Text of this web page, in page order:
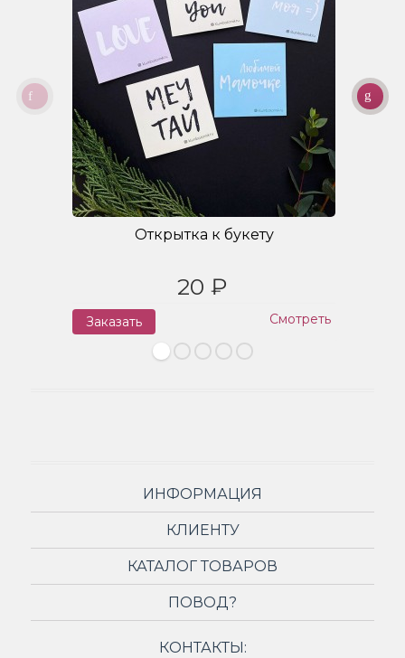
Открытка к букету
20 ₽
Заказать Смотреть
ИНФОРМАЦИЯ
КЛИЕНТУ
КАТАЛОГ ТОВАРОВ
ПОВОД?
КОНТАКТЫ: